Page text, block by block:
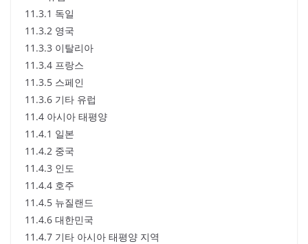
11.3.1 독일
11.3.2 영국
11.3.3 이탈리아
11.3.4 프랑스
11.3.5 스페인
11.3.6 기타 유럽
11.4 아시아 태평양
11.4.1 일본
11.4.2 중국
11.4.3 인도
11.4.4 호주
11.4.5 뉴질랜드
11.4.6 대한민국
11.4.7 기타 아시아 태평양 지역